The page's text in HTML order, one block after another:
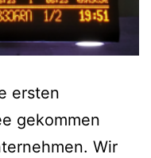
ersten
gekommen
Wir